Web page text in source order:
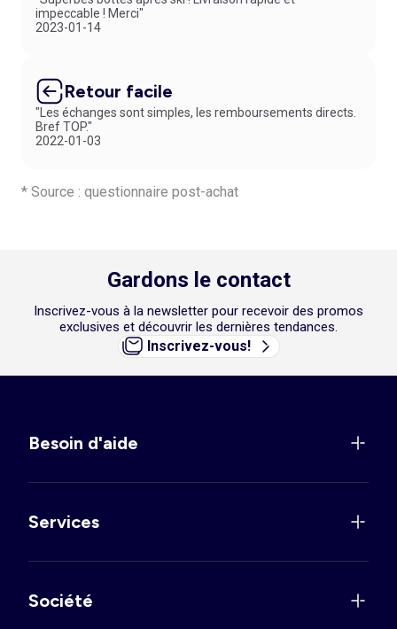
impeccable ! Merci"
2023-01-14
Retour facile
"Les échanges sont simples, les remboursements directs.
Bref TOP."
2022-01-03
* Source : questionnaire post-achat
Gardons le contact
Inscrivez-vous à la newsletter pour recevoir des promos
exclusives et découvrir les dernières tendances.
Inscrivez-vous!
Besoin d'aide
Services
Société